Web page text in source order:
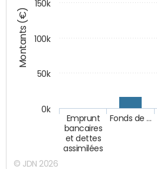
Montants (€)
Emprunt
bancaires
et dettes
assimilées
Fonds de …
0k
50k
100k
150k
© JDN 2026